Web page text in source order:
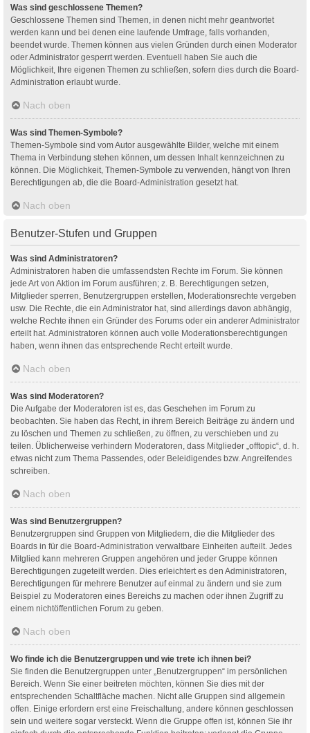
Was sind geschlossene Themen?
Geschlossene Themen sind Themen, in denen nicht mehr geantwortet
werden kann und bei denen eine laufende Umfrage, falls vorhanden,
beendet wurde. Themen können aus vielen Gründen durch einen Moderator
oder Administrator gesperrt werden. Eventuell haben Sie auch die
Möglichkeit, Ihre eigenen Themen zu schließen, sofern dies durch die Board-
Administration erlaubt wurde.
Nach oben
Was sind Themen-Symbole?
Themen-Symbole sind vom Autor ausgewählte Bilder, welche mit einem
Thema in Verbindung stehen können, um dessen Inhalt kennzeichnen zu
können. Die Möglichkeit, Themen-Symbole zu verwenden, hängt von Ihren
Berechtigungen ab, die die Board-Administration gesetzt hat.
Nach oben
Benutzer-Stufen und Gruppen
Was sind Administratoren?
Administratoren haben die umfassendsten Rechte im Forum. Sie können
jede Art von Aktion im Forum ausführen; z. B. Berechtigungen setzen,
Mitglieder sperren, Benutzergruppen erstellen, Moderationsrechte vergeben
usw. Die Rechte, die ein Administrator hat, sind allerdings davon abhängig,
welche Rechte ihnen ein Gründer des Forums oder ein anderer Administrator
erteilt hat. Administratoren können auch volle Moderationsberechtigungen
haben, wenn ihnen das entsprechende Recht erteilt wurde.
Nach oben
Was sind Moderatoren?
Die Aufgabe der Moderatoren ist es, das Geschehen im Forum zu
beobachten. Sie haben das Recht, in ihrem Bereich Beiträge zu ändern und
zu löschen und Themen zu schließen, zu öffnen, zu verschieben und zu
teilen. Üblicherweise verhindern Moderatoren, dass Mitglieder „offtopic“, d. h.
etwas nicht zum Thema Passendes, oder Beleidigendes bzw. Angreifendes
schreiben.
Nach oben
Was sind Benutzergruppen?
Benutzergruppen sind Gruppen von Mitgliedern, die die Mitglieder des
Boards in für die Board-Administration verwaltbare Einheiten aufteilt. Jedes
Mitglied kann mehreren Gruppen angehören und jeder Gruppe können
Berechtigungen zugeteilt werden. Dies erleichtert es den Administratoren,
Berechtigungen für mehrere Benutzer auf einmal zu ändern und sie zum
Beispiel zu Moderatoren eines Bereichs zu machen oder ihnen Zugriff zu
einem nichtöffentlichen Forum zu geben.
Nach oben
Wo finde ich die Benutzergruppen und wie trete ich ihnen bei?
Sie finden die Benutzergruppen unter „Benutzergruppen“ im persönlichen
Bereich. Wenn Sie einer beitreten möchten, können Sie dies mit der
entsprechenden Schaltfläche machen. Nicht alle Gruppen sind allgemein
offen. Einige erfordern erst eine Freischaltung, andere können geschlossen
sein und weitere sogar versteckt. Wenn die Gruppe offen ist, können Sie ihr